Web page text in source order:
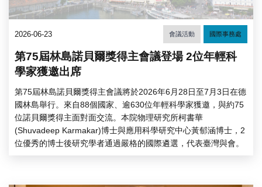
2026-06-23 會議活動 國際事務處
第75屆林島諾貝爾獎得主會議登場 2位年輕科
學家獲邀出席
第75屆林島諾貝爾獎得主會議將於2026年6月28日至7月3日在德
國林島舉行。來自88個國家、逾630位年輕科學家獲邀，與約75
位諾貝爾獎得主面對面交流。本院物理研究所柯書華
(Shuvadeep Karmakar)博士與應用科學研究中心黃郁涵博士，2
位優秀的博士後研究學者通過嚴格的國際遴選，代表臺灣與會。